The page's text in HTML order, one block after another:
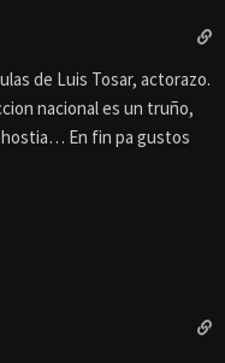
de Luis Tosar, actorazo.
nacional es un truño,
hostia… En fin pa gustos